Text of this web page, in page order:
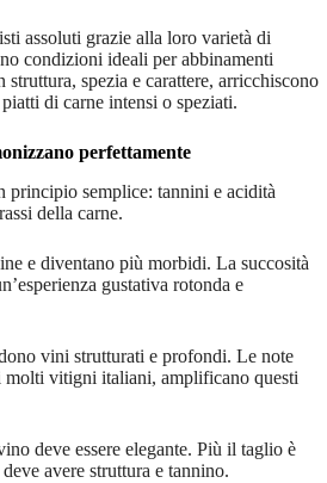
assoluti grazie alla loro varietà di
condizioni ideali per abbinamenti
spezia e carattere, arricchiscono
di carne intensi o speziati.
perfettamente
principio semplice: tannini e acidità
della carne.
e diventano più morbidi. La succosità
gustativa rotonda e
vini strutturati e profondi. Le note
molti vitigni italiani, amplificano questi
deve essere elegante. Più il taglio è
avere struttura e tannino.